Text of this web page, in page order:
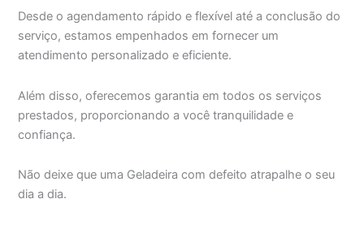
Desde o agendamento rápido e flexível até a conclusão do
serviço, estamos empenhados em fornecer um
atendimento personalizado e eficiente.
Além disso, oferecemos garantia em todos os serviços
prestados, proporcionando a você tranquilidade e
confiança.
Não deixe que uma Geladeira com defeito atrapalhe o seu
dia a dia.